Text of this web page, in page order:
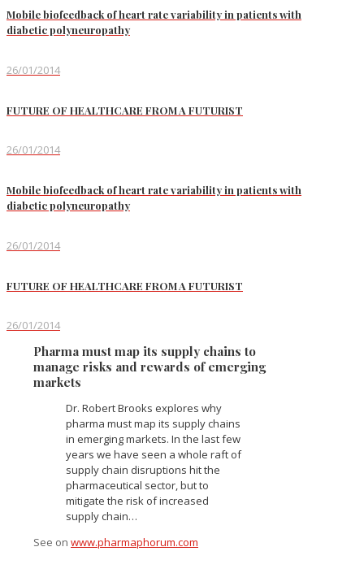
Mobile biofeedback of heart rate variability in patients with
diabetic polyneuropathy
26/01/2014
FUTURE OF HEALTHCARE FROM A FUTURIST
26/01/2014
Mobile biofeedback of heart rate variability in patients with
diabetic polyneuropathy
26/01/2014
FUTURE OF HEALTHCARE FROM A FUTURIST
26/01/2014
Pharma must map its supply chains to
manage risks and rewards of emerging
markets
Dr. Robert Brooks explores why
pharma must map its supply chains
in emerging markets. In the last few
years we have seen a whole raft of
supply chain disruptions hit the
pharmaceutical sector, but to
mitigate the risk of increased
supply chain…
See on www.pharmaphorum.com